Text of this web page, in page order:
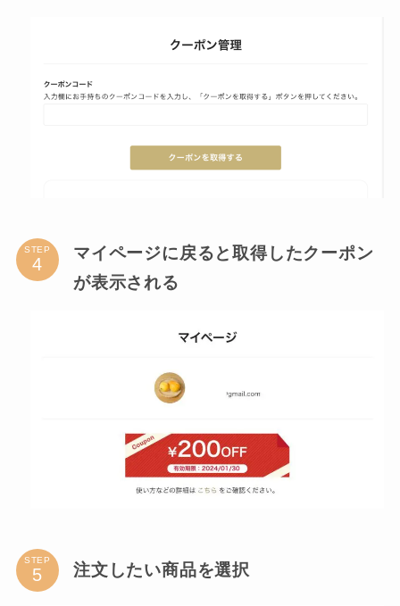
STEP
マイページに戻ると取得したクーポン
が表示される
STEP
注文したい商品を選択